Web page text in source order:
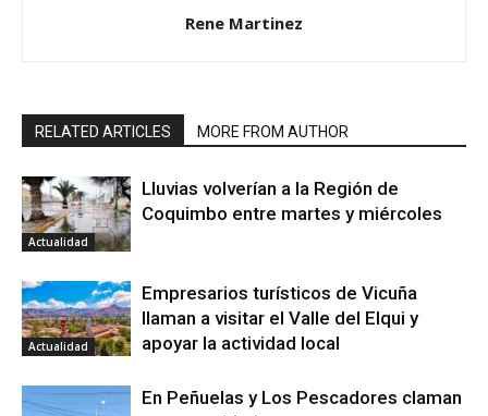
Rene Martinez
RELATED ARTICLES MORE FROM AUTHOR
Actualidad
Lluvias volverían a la Región de
Coquimbo entre martes y miércoles
Actualidad
Empresarios turísticos de Vicuña
llaman a visitar el Valle del Elqui y
apoyar la actividad local
En Peñuelas y Los Pescadores claman